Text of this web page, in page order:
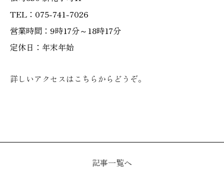
TEL：075-741-7026
営業時間：9時17分～18時17分
定休日：年末年始
詳しいアクセスはこちらからどうぞ。
記事一覧へ